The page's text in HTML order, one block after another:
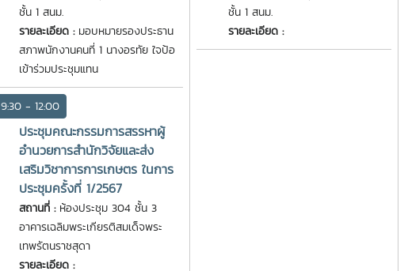
ชั้น 1 สนม.
รายละเอียด : มอบหมายรองประธาน
สภาพนักงานคนที่ 1 นางอรทัย ใจป้อ
เข้าร่วมประชุมแทน
9:30 - 12:00
ประชุมคณะกรรมการสรรหาผู้
อำนวยการสำนักวิจัยและส่ง
เสริมวิชาการการเกษตร ในการ
ประชุมครั้งที่ 1/2567
สถานที่ : ห้องประชุม 304 ชั้น 3
อาคารเฉลิมพระเกียรติสมเด็จพระ
เทพรัตนราชสุดา
รายละเอียด :
ชั้น 1 สนม.
รายละเอียด :